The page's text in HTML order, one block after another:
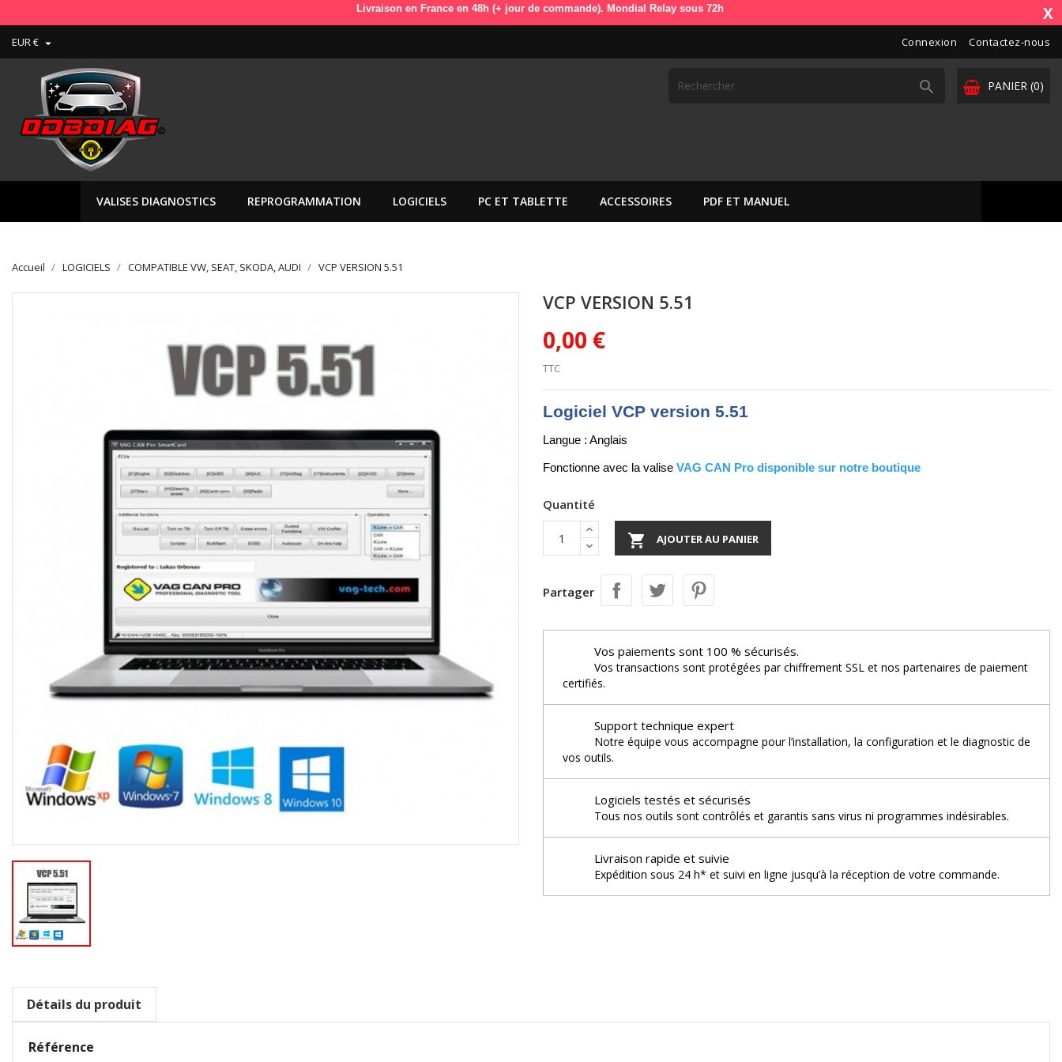
Livraison en France en 48h (+ jour de commande). Mondial Relay sous 72h (+ jour de commande). OdbDiag vous livre dans toute l'Europe. Vos X
EUR €  Connexion Contactez-nous
PANIER (0)

VALISES DIAGNOSTICS REPROGRAMMATION LOGICIELS PC ET TABLETTE ACCESSOIRES PDF ET MANUEL
Accueil LOGICIELS COMPATIBLE VW, SEAT, SKODA, AUDI VCP VERSION 5.51
VCP VERSION 5.51
0,00 €
TTC
Logiciel VCP version 5.51
Langue : Anglais
Fonctionne avec la valise VAG CAN Pro disponible sur notre boutique
Quantité
 AJOUTER AU PANIER
Partager
Vos paiements sont 100 % sécurisés.
Vos transactions sont protégées par chiffrement SSL et nos partenaires de paiement
certifiés.
Support technique expert
Notre équipe vous accompagne pour l’installation, la configuration et le diagnostic de
vos outils.
Logiciels testés et sécurisés
Tous nos outils sont contrôlés et garantis sans virus ni programmes indésirables.
Livraison rapide et suivie
Expédition sous 24 h* et suivi en ligne jusqu’à la réception de votre commande.
Détails du produit
Référence